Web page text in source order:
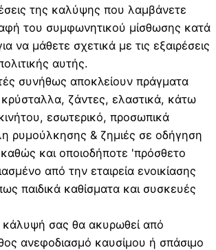
της καλύψης που λαμβάνετε
του συμφωνητικού μίσθωσης κατά
να μάθετε σχετικά με τις εξαιρέσεις
αυτής.
συνήθως αποκλείουν πράγματα
ζάντες, ελαστικά, κάτω
εσωτερικό, προσωπικά
ρυμούλκησης & ζημιές σε οδήγηση
και οποιοδήποτε 'πρόσθετο
από την εταιρεία ενοικίασης
παιδικά καθίσματα και συσκευές
κάλυψή σας θα ακυρωθεί από
ανεφοδιασμό καυσίμου ή σπάσιμο